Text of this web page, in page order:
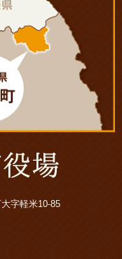
字軽米10-85